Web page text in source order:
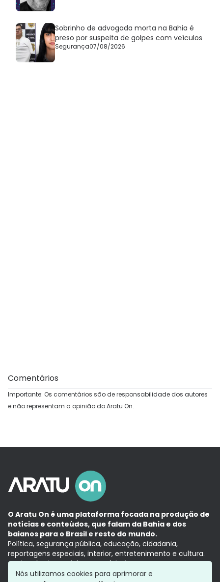
Sobrinho de advogada morta na Bahia é
preso por suspeita de golpes com veículos
Segurança07/08/2026
Comentários
Importante: Os comentários são de responsabilidade dos autores
e não representam a opinião do Aratu On.
O Aratu On é uma plataforma focada na produção de
notícias e conteúdos, que falam da Bahia e dos
baianos para o Brasil e resto do mundo.
Política, segurança pública, educação, cidadania,
reportagens especiais, interior, entretenimento e cultura.
Aqui, tudo vira notícia e a notícia é no tempo presente,
com a credibilidade do Grupo Aratu.
Nós utilizamos cookies para aprimorar e